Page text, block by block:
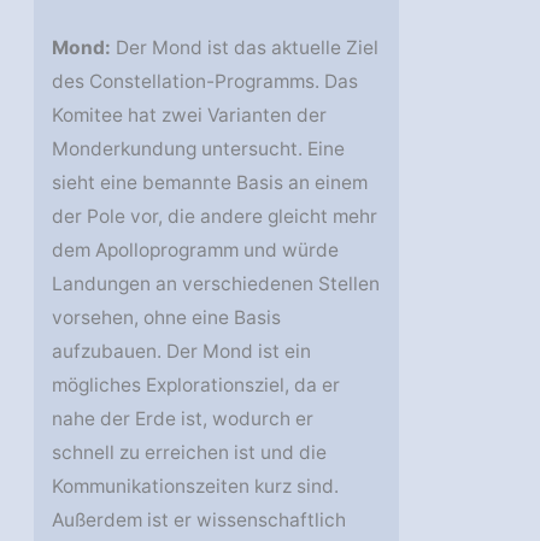
Mond: Der Mond ist das aktuelle Ziel
des Constellation-Programms. Das
Komitee hat zwei Varianten der
Monderkundung untersucht. Eine
sieht eine bemannte Basis an einem
der Pole vor, die andere gleicht mehr
dem Apolloprogramm und würde
Landungen an verschiedenen Stellen
vorsehen, ohne eine Basis
aufzubauen. Der Mond ist ein
mögliches Explorationsziel, da er
nahe der Erde ist, wodurch er
schnell zu erreichen ist und die
Kommunikationszeiten kurz sind.
Außerdem ist er wissenschaftlich